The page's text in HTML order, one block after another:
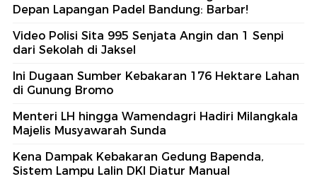
Depan Lapangan Padel Bandung: Barbar!
Video Polisi Sita 995 Senjata Angin dan 1 Senpi
dari Sekolah di Jaksel
Ini Dugaan Sumber Kebakaran 176 Hektare Lahan
di Gunung Bromo
Menteri LH hingga Wamendagri Hadiri Milangkala
Majelis Musyawarah Sunda
Kena Dampak Kebakaran Gedung Bapenda,
Sistem Lampu Lalin DKI Diatur Manual